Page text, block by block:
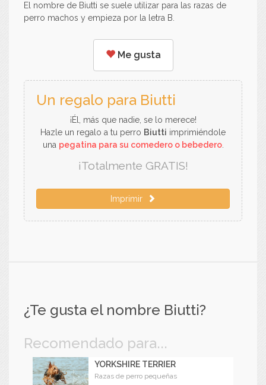
El nombre de Biutti se suele utilizar para las razas de
perro machos y empieza por la letra B.
Me gusta
Un regalo para Biutti
¡Él, más que nadie, se lo merece!
Hazle un regalo a tu perro Biutti imprimiéndole
una pegatina para su comedero o bebedero.
¡Totalmente GRATIS!
Imprimir
¿Te gusta el nombre Biutti?
Recomendado para...
YORKSHIRE TERRIER
Razas de perro pequeñas